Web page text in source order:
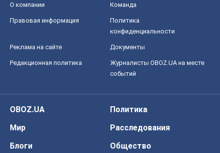
О компании Команда
Правовая информация
Политика
конфиденциальности
Реклама на сайте Документы
Редакционная политика
Журналисты OBOZ.UA на месте
событий
OBOZ.UA
Политика
Мир
Расследования
Блоги
Общество